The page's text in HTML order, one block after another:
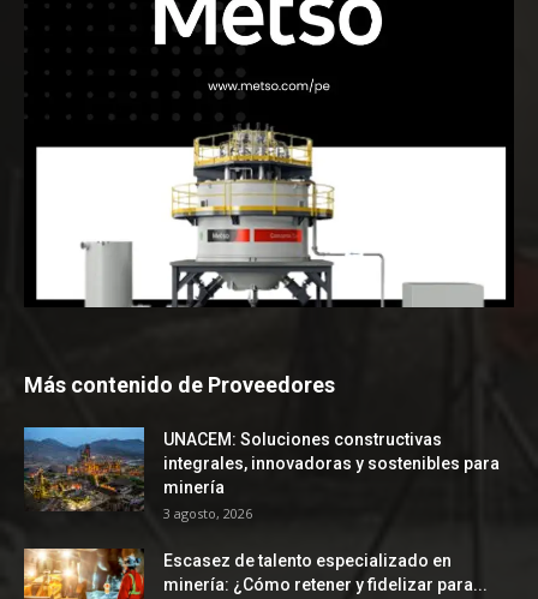
Más contenido de Proveedores
UNACEM: Soluciones constructivas
integrales, innovadoras y sostenibles para
minería
3 agosto, 2026
Escasez de talento especializado en
minería: ¿Cómo retener y fidelizar para...